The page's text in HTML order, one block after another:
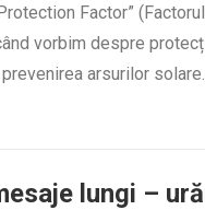
Factor”
vorbim despre
arsurilor
lungi –